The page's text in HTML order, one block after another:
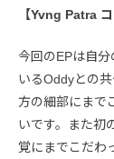
【Yvng Patra コ
今回のEPは自
いるOddyとの
方の細部にまで
いです。また初
覚にまでこだわ